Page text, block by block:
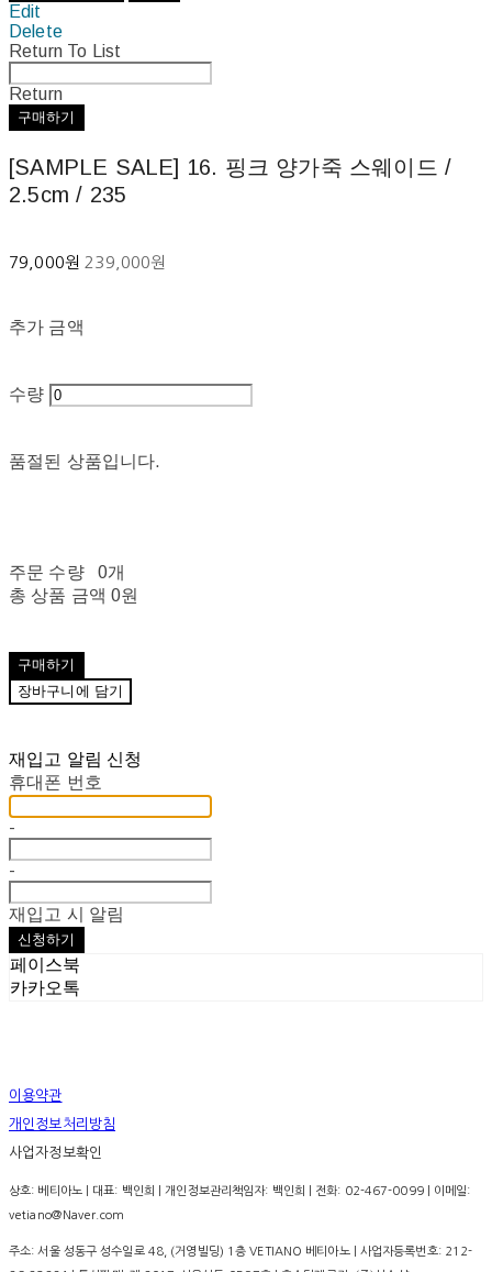
Edit
Delete
Return To List
Return
구매하기
[SAMPLE SALE] 16. 핑크 양가죽 스웨이드 /
2.5cm / 235
79,000원 239,000원
추가 금액
수량
품절된 상품입니다.
주문 수량
0개
총 상품 금액 0원
구매하기
장바구니에 담기
재입고 알림 신청
휴대폰 번호
-
-
재입고 시 알림
신청하기
페이스북
카카오톡
이용약관
개인정보처리방침
사업자정보확인
상호: 베티아노 | 대표: 백인희 | 개인정보관리책임자: 백인희 | 전화: 02-467-0099 | 이메일:
vetiano@Naver.com
주소: 서울 성동구 성수일로 48, (거영빌딩) 1층 VETIANO 베티아노 | 사업자등록번호: 212-